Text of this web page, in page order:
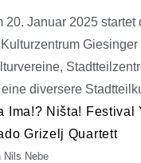
20. Januar 2025
eine diversere
Ima!? Ništa! Festival
Grizelj Quartett
Nils Nebe